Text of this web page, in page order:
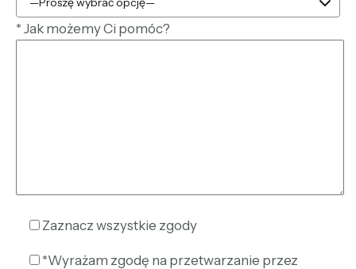
* Jak możemy Ci pomóc?
Zaznacz wszystkie zgody
*Wyrażam zgodę na przetwarzanie przez